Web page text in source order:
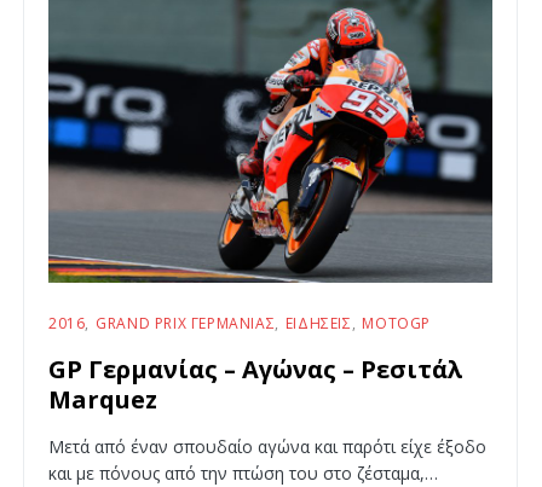
2016 GRAND PRIX ΓΕΡΜΑΝΊΑΣ ΕΙΔΉΣΕΙΣ MOTOGP
GP Γερμανίας – Αγώνας – Ρεσιτάλ
Marquez
Μετά από έναν σπουδαίο αγώνα και παρότι είχε έξοδο
και με πόνους από την πτώση του στο ζέσταμα,…